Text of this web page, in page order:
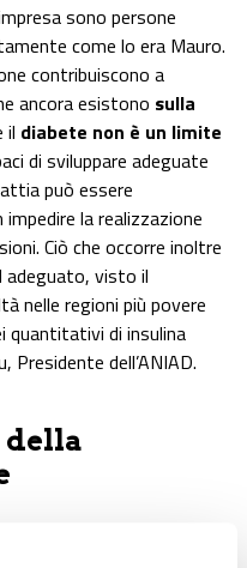
sono persone
come lo era Mauro.
contribuiscono a
ancora esistono sulla
il diabete non è un limite
di sviluppare adeguate
può essere
la realizzazione
Ciò che occorre inoltre
adeguato, visto il
nelle regioni più povere
quantitativi di insulina
Presidente dell’ANIAD.
della